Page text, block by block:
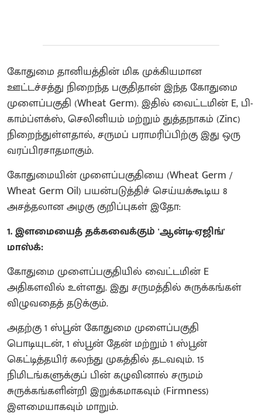
கோதுமை தானியத்தின் மிக முக்கியமான
ஊட்டச்சத்து நிறைந்த பகுதிதான் இந்த கோதுமை
முளைப்பகுதி (Wheat Germ). இதில் வைட்டமின் E, பி-
காம்ப்ளக்ஸ், செலினியம் மற்றும் துத்தநாகம் (Zinc)
நிறைந்துள்ளதால், சருமப் பராமரிப்பிற்கு இது ஒரு
வரப்பிரசாதமாகும்.
கோதுமையின் முளைப்பகுதியை (Wheat Germ /
Wheat Germ Oil) பயன்படுத்திச் செய்யக்கூடிய 8
அசத்தலான அழகு குறிப்புகள் இதோ:
1. இளமையைத் தக்கவைக்கும் 'ஆன்டி-ஏஜிங்'
மாஸ்க்:
கோதுமை முளைப்பகுதியில் வைட்டமின் E
அதிகளவில் உள்ளது. இது சருமத்தில் சுருக்கங்கள்
விழுவதைத் தடுக்கும்.
அதற்கு 1 ஸ்பூன் கோதுமை முளைப்பகுதி
பொடியுடன், 1 ஸ்பூன் தேன் மற்றும் 1 ஸ்பூன்
கெட்டித்தயிர் கலந்து முகத்தில் தடவவும். 15
நிமிடங்களுக்குப் பின் கழுவினால் சருமம்
சுருக்கங்களின்றி இறுக்கமாகவும் (Firmness)
இளமையாகவும் மாறும்.